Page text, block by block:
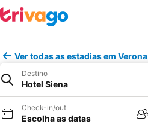
Ver todas as estadias em Verona
Destino
Hotel Siena
Check-in/out
Escolha as datas